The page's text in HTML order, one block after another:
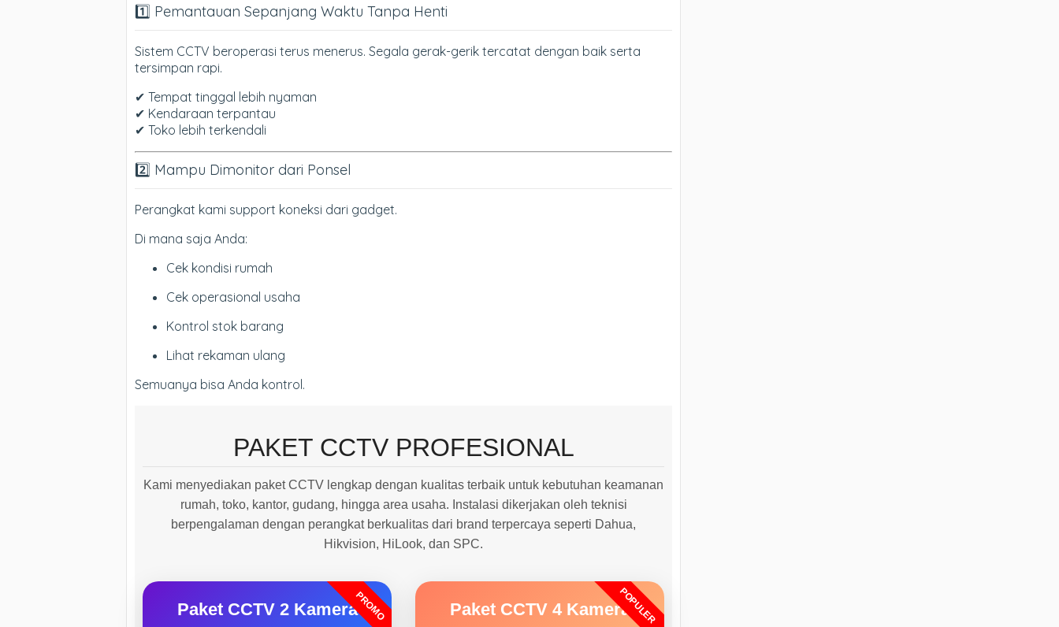
1️⃣ Pemantauan Sepanjang Waktu Tanpa Henti
Sistem CCTV beroperasi terus menerus. Segala gerak-gerik tercatat dengan baik serta
tersimpan rapi.
✔ Tempat tinggal lebih nyaman
✔ Kendaraan terpantau
✔ Toko lebih terkendali
2️⃣ Mampu Dimonitor dari Ponsel
Perangkat kami support koneksi dari gadget.
Di mana saja Anda:
Cek kondisi rumah
Cek operasional usaha
Kontrol stok barang
Lihat rekaman ulang
Semuanya bisa Anda kontrol.
PAKET CCTV PROFESIONAL
Kami menyediakan paket CCTV lengkap dengan kualitas terbaik untuk kebutuhan keamanan
rumah, toko, kantor, gudang, hingga area usaha. Instalasi dikerjakan oleh teknisi
berpengalaman dengan perangkat berkualitas dari brand terpercaya seperti Dahua,
Hikvision, HiLook, dan SPC.
PROMO
Paket CCTV 2 Kamera POPULER
Paket CCTV 4 Kamera